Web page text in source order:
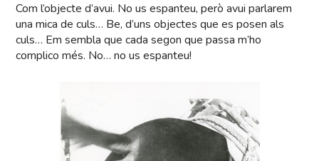
Com l’objecte d’avui. No us espanteu, però avui parlarem
una mica de culs… Be, d’uns objectes que es posen als
culs… Em sembla que cada segon que passa m’ho
complico més. No… no us espanteu!